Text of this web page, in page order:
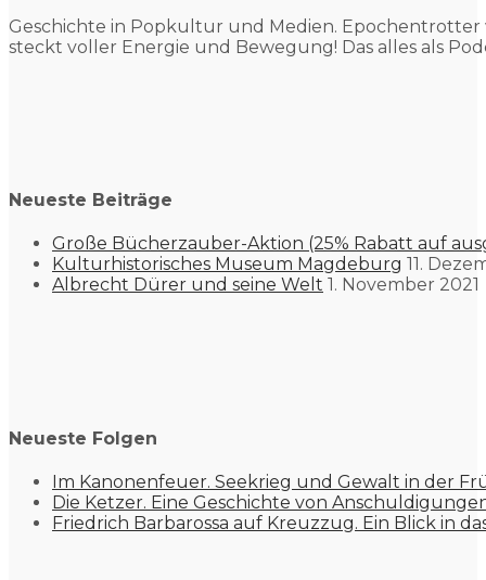
Geschichte in Popkultur und Medien. Epochentrotter
steckt voller Energie und Bewegung! Das alles als
Neueste Beiträge
Große Bücherzauber-Aktion (25% Rabatt auf
Kulturhistorisches Museum Magdeburg 11.
Albrecht Dürer und seine Welt 1. November 2021
Neueste Folgen
Im Kanonenfeuer. Seekrieg und Gewalt in der
Die Ketzer. Eine Geschichte von
Friedrich Barbarossa auf Kreuzzug. Ein Blick in